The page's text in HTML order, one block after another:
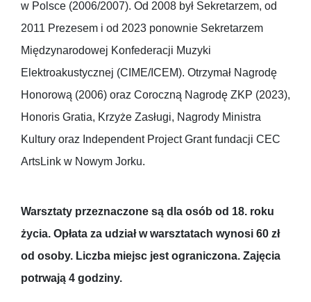
w Polsce (2006/2007). Od 2008 był Sekretarzem, od
2011 Prezesem i od 2023 ponownie Sekretarzem
Międzynarodowej Konfederacji Muzyki
Elektroakustycznej (CIME/ICEM). Otrzymał Nagrodę
Honorową (2006) oraz Coroczną Nagrodę ZKP (2023),
Honoris Gratia, Krzyże Zasługi, Nagrody Ministra
Kultury oraz Independent Project Grant fundacji CEC
ArtsLink w Nowym Jorku.
Warsztaty przeznaczone są dla osób od 18. roku
życia. Opłata za udział w warsztatach wynosi 60 zł
od osoby. Liczba miejsc jest ograniczona. Zajęcia
potrwają 4 godziny.